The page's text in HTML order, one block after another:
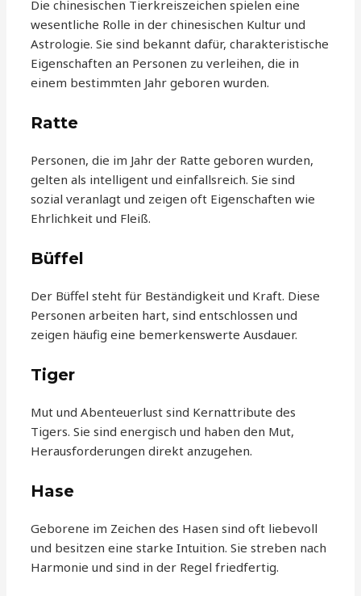
Die chinesischen Tierkreiszeichen spielen eine
wesentliche Rolle in der chinesischen Kultur und
Astrologie. Sie sind bekannt dafür, charakteristische
Eigenschaften an Personen zu verleihen, die in
einem bestimmten Jahr geboren wurden.
Ratte
Personen, die im Jahr der Ratte geboren wurden,
gelten als intelligent und einfallsreich. Sie sind
sozial veranlagt und zeigen oft Eigenschaften wie
Ehrlichkeit und Fleiß.
Büffel
Der Büffel steht für Beständigkeit und Kraft. Diese
Personen arbeiten hart, sind entschlossen und
zeigen häufig eine bemerkenswerte Ausdauer.
Tiger
Mut und Abenteuerlust sind Kernattribute des
Tigers. Sie sind energisch und haben den Mut,
Herausforderungen direkt anzugehen.
Hase
Geborene im Zeichen des Hasen sind oft liebevoll
und besitzen eine starke Intuition. Sie streben nach
Harmonie und sind in der Regel friedfertig.